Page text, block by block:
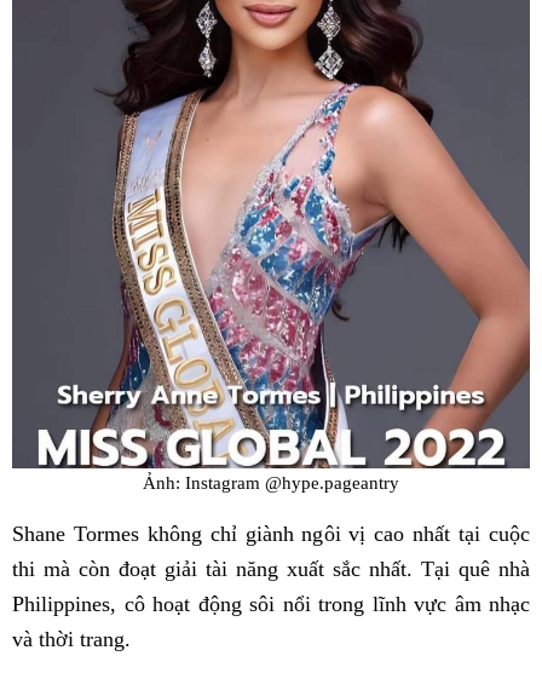
Ảnh: Instagram @hype.pageantry
Shane Tormes không chỉ giành ngôi vị cao nhất tại cuộc
thi mà còn đoạt giải tài năng xuất sắc nhất. Tại quê nhà
Philippines, cô hoạt động sôi nổi trong lĩnh vực âm nhạc
và thời trang.